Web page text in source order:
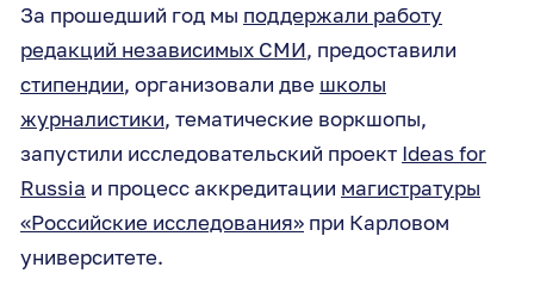
За прошедший год мы поддержали работу
редакций независимых СМИ, предоставили
стипендии, организовали две школы
журналистики, тематические воркшопы,
запустили исследовательский проект Ideas for
Russia и процесс аккредитации магистратуры
«Российские исследования» при Карловом
университете.